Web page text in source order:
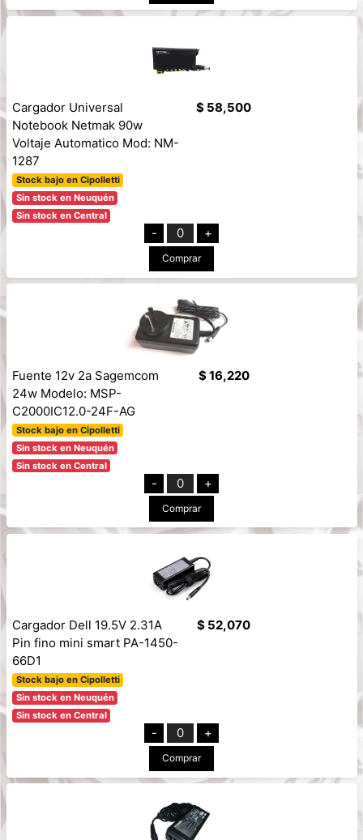
Cargador Universal
Notebook Netmak 90w
Voltaje Automatico Mod: NM-
1287
Stock bajo en Cipolletti
Sin stock en Neuquén
Sin stock en Central
$ 58,500
- 0 +
Comprar
Fuente 12v 2a Sagemcom
24w Modelo: MSP-
C2000IC12.0-24F-AG
Stock bajo en Cipolletti
Sin stock en Neuquén
Sin stock en Central
$ 16,220
- 0 +
Comprar
Cargador Dell 19.5V 2.31A
Pin fino mini smart PA-1450-
66D1
Stock bajo en Cipolletti
Sin stock en Neuquén
Sin stock en Central
$ 52,070
- 0 +
Comprar